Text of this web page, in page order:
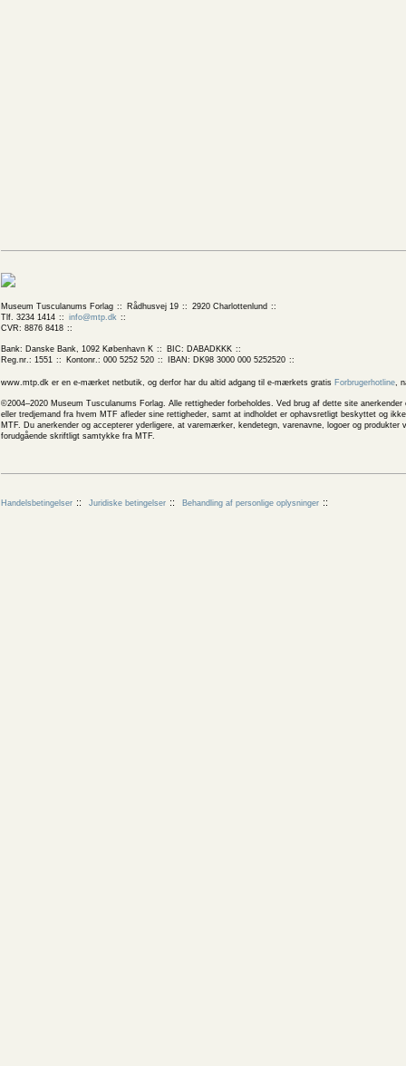
Museum Tusculanums Forlag Rådhusvej 19
2920 Charlottenlund
Tlf. 3234 1414
info@mtp.dk
CVR: 8876 8418
Bank: Danske Bank, 1092 København K
BIC: DABADKKK
Reg.nr.: 1551
Kontonr.: 000 5252 520 IBAN: DK98 3000 000 5252520
www.mtp.dk er en e-mærket netbutik, og derfor har du altid adgang til e-mærkets gratis Forbrugerhotline,
©2004–2020 Museum Tusculanums Forlag. Alle rettigheder forbeholdes. Ved brug af dette site
eller tredjemand fra hvem MTF afleder sine rettigheder, samt at indholdet er ophavsretligt beskyttet og
MTF. Du anerkender og accepterer yderligere, at varemærker, kendetegn, varenavne, logoer og
forudgående skriftligt samtykke fra MTF.
Handelsbetingelser Juridiske betingelser Behandling af personlige oplysninger